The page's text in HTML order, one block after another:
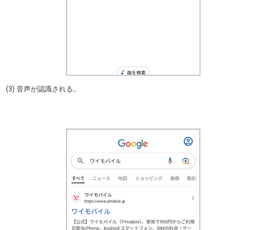
(3) 音声が認識される。